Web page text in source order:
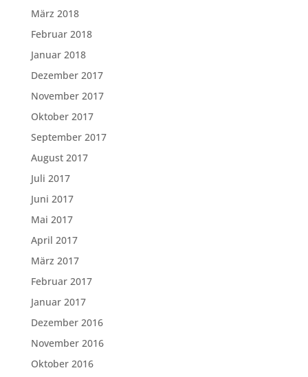
März 2018
Februar 2018
Januar 2018
Dezember 2017
November 2017
Oktober 2017
September 2017
August 2017
Juli 2017
Juni 2017
Mai 2017
April 2017
März 2017
Februar 2017
Januar 2017
Dezember 2016
November 2016
Oktober 2016